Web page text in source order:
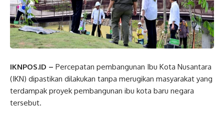
IKNPOS.ID – Percepatan pembangunan Ibu Kota Nusantara
(IKN) dipastikan dilakukan tanpa merugikan masyarakat yang
terdampak proyek pembangunan ibu kota baru negara
tersebut.